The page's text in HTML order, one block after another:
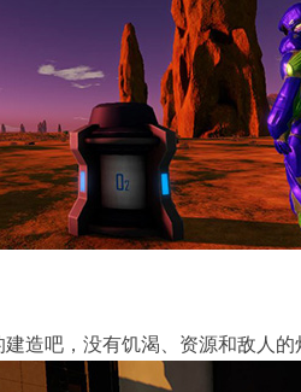
造吧，没有饥渴、资源和敌人